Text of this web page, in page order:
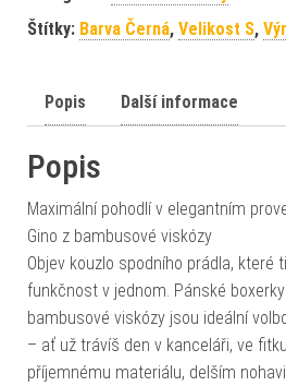
Štítky: Barva Černá, Velikost S,
Popis Další informace
Popis
Maximální pohodlí v elegantním
Gino z bambusové viskózy
Objev kouzlo spodního prádla, které
funkčnost v jednom. Pánské
bambusové viskózy jsou ideální
– ať už trávíš den v kanceláři, ve
příjemnému materiálu, delším